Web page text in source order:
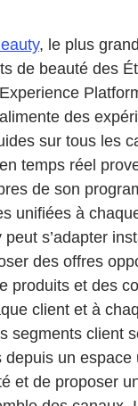
, le plus
de beauté des
des
sur tous les
temps réel
de son
unifiées à
s’adapter
des offres
produits et des
client et à
segments client
un espace
et de proposer